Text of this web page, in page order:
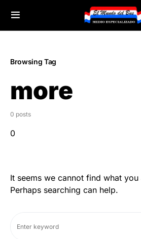
Browsing Tag
more
0 posts
0
It seems we cannot find what
Perhaps searching can help.